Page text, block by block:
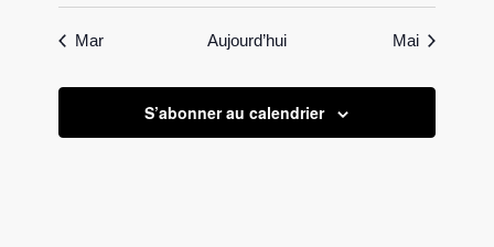
Mar Aujourd’hui Mai
S’abonner au calendrier